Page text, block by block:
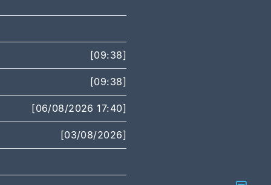
[09:38]
[09:38]
[06/08/2026 17:40]
[03/08/2026]